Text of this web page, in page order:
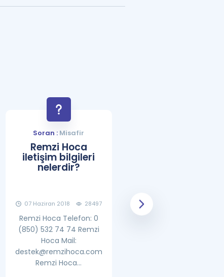
Soran : Misafir
Remzi Hoca
iletişim bilgileri
nelerdir?
07 Haziran 2018 28497
Remzi Hoca Telefon: 0
(850) 532 74 74 Remzi
Hoca Mail:
destek@remzihoca.com
Remzi Hoca...
08 Haziran 2018